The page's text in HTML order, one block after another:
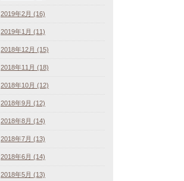
2019年2月 (16)
2019年1月 (11)
2018年12月 (15)
2018年11月 (18)
2018年10月 (12)
2018年9月 (12)
2018年8月 (14)
2018年7月 (13)
2018年6月 (14)
2018年5月 (13)